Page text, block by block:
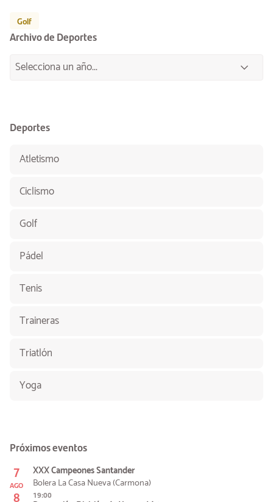
Golf
Archivo de Deportes
Deportes
Atletismo
Ciclismo
Golf
Pádel
Tenis
Traineras
Triatlón
Yoga
Próximos eventos
7
AGO
XXX Campeones Santander
Bolera La Casa Nueva (Carmona)
8 19:00